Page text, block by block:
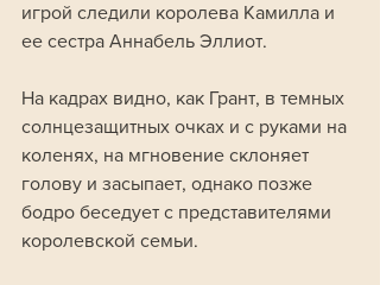
игрой следили королева Камилла и
ее сестра Аннабель Эллиот.
На кадрах видно, как Грант, в темных
солнцезащитных очках и с руками на
коленях, на мгновение склоняет
голову и засыпает, однако позже
бодро беседует с представителями
королевской семьи.